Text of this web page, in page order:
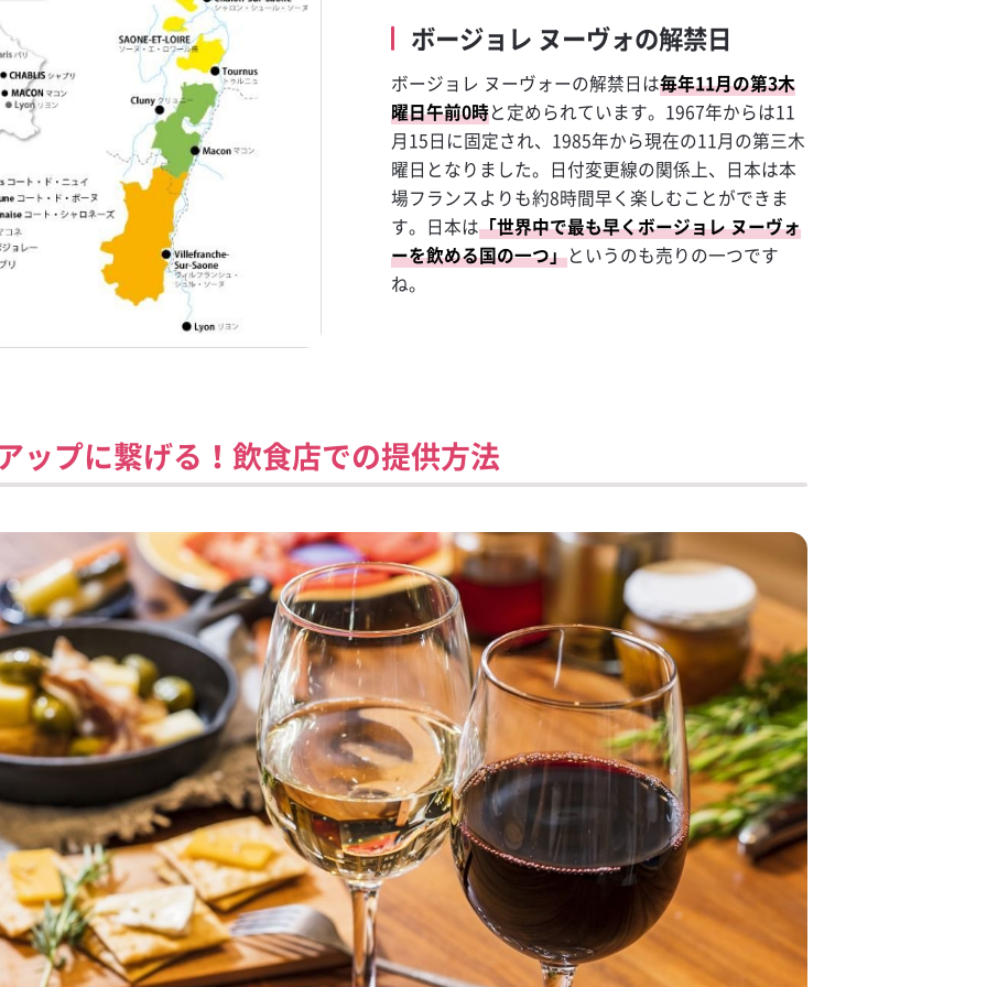
ボージョレ ヌーヴォの解禁日
ボージョレ ヌーヴォーの解禁日は毎年11月の第3木
曜日午前0時と定められています。1967年からは11
月15日に固定され、1985年から現在の11月の第三木
曜日となりました。日付変更線の関係上、日本は本
場フランスよりも約8時間早く楽しむことができま
す。日本は「世界中で最も早くボージョレ ヌーヴォ
ーを飲める国の一つ」というのも売りの一つです
ね。
ップに繋げる！飲食店での提供方法